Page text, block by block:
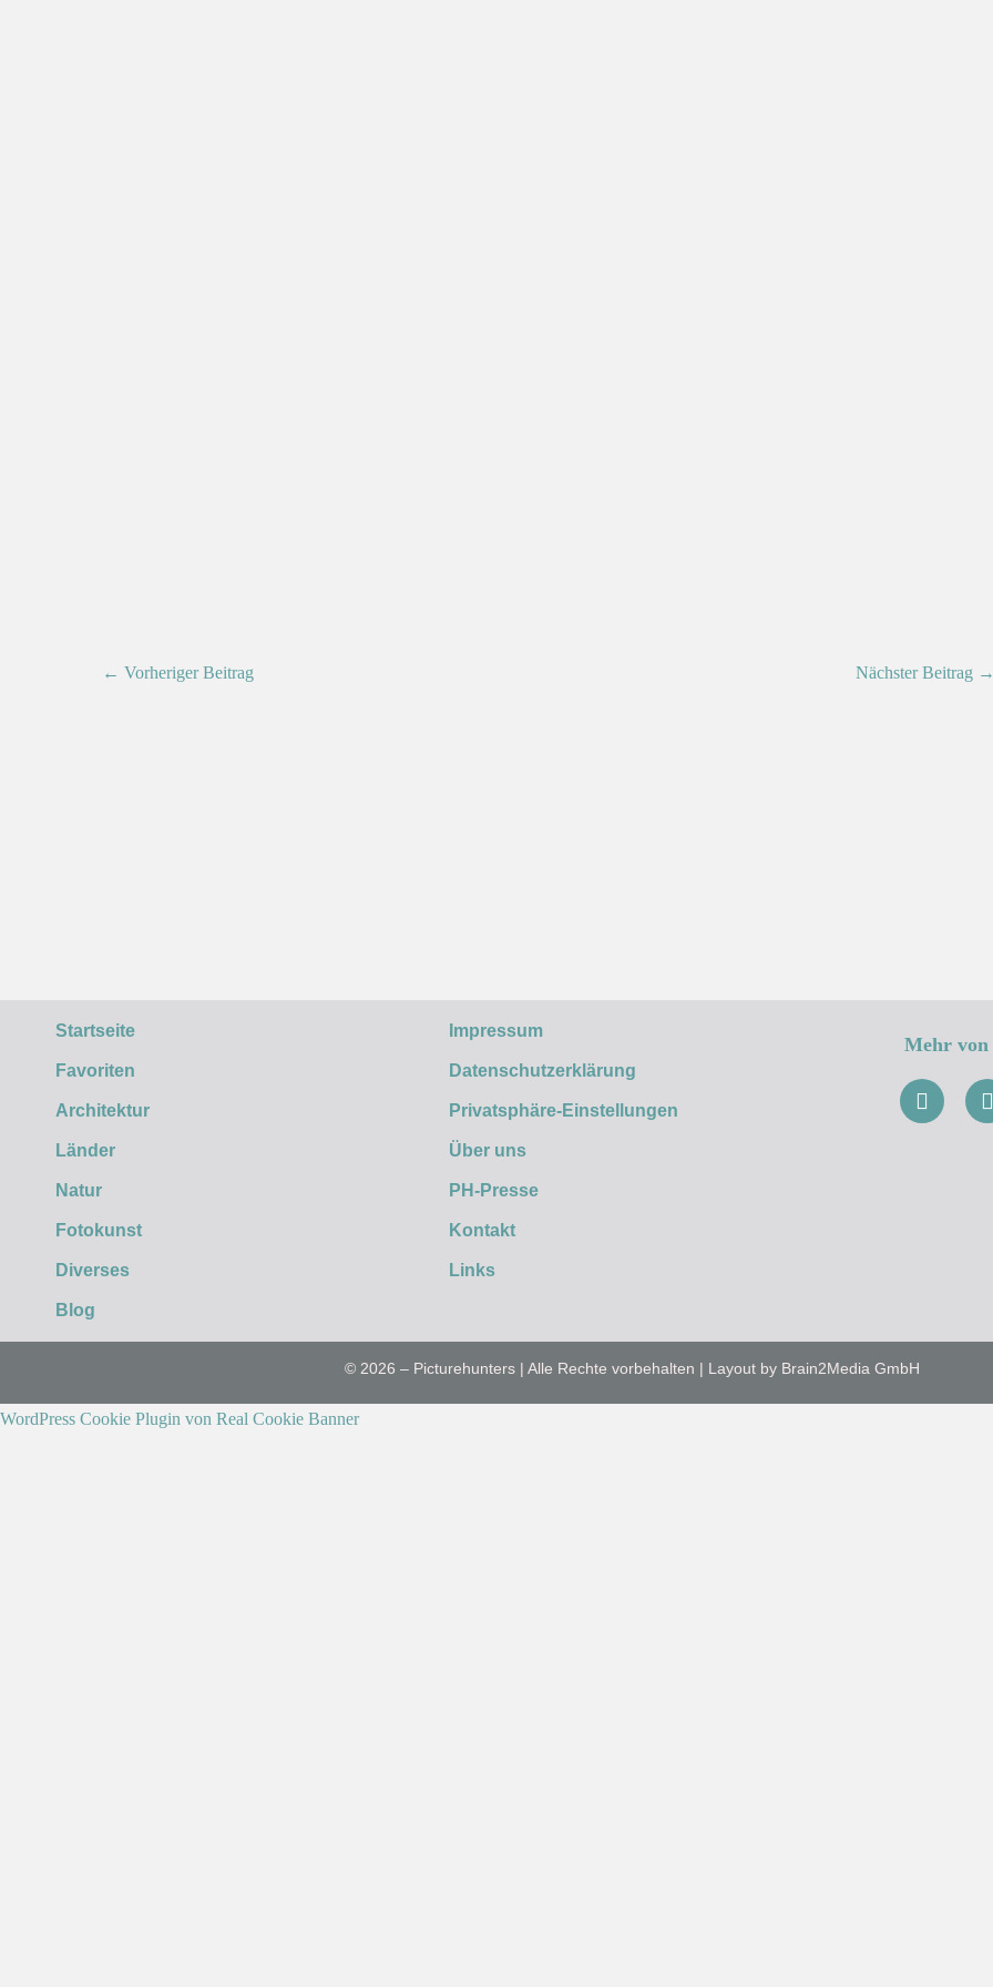
← Vorheriger Beitrag Nächster Beitrag →
Startseite
Favoriten
Architektur
Länder
Natur
Fotokunst
Diverses
Blog
Impressum
Datenschutzerklärung
Privatsphäre-Einstellungen
Über uns
PH-Presse
Kontakt
Links
Mehr von
© 2026 – Picturehunters | Alle Rechte vorbehalten | Layout by Brain2Media GmbH
WordPress Cookie Plugin von Real Cookie Banner